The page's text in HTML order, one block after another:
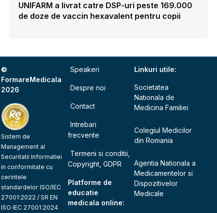
UNIFARM a livrat catre DSP-uri peste 169.000
de doze de vaccin hexavalent pentru copii
©
FormareMedicala
2026
Sistem de
Management al
Securitatii Informatiei
in conformitate cu
cerintele
standardelor ISO/IEC
27001:2022 / SR EN
ISO IEC 27001:2024
Speakeri
Despre noi
Contact
Intrebari
frecvente
Termeni si conditii,
Copyright, GDPR
Platforme de
educatie
medicala online:
Linkuri utile:
Societatea
Nationala de
Medicina Familiei
Colegiul Medicilor
din Romania
Agentia Nationala a
Medicamentelor si
Dispozitivelor
Medicale